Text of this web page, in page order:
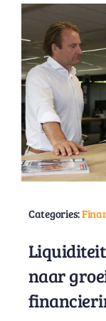
Categories:
naar